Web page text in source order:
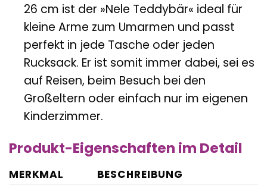
26 cm ist der »Nele Teddybär« ideal für
kleine Arme zum Umarmen und passt
perfekt in jede Tasche oder jeden
Rucksack. Er ist somit immer dabei, sei es
auf Reisen, beim Besuch bei den
Großeltern oder einfach nur im eigenen
Kinderzimmer.
Produkt-Eigenschaften im Detail
MERKMAL BESCHREIBUNG